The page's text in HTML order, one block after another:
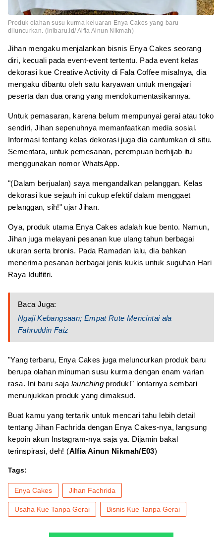
Produk olahan susu kurma keluaran Enya Cakes yang baru
diluncurkan. (Inibaru.id/ Alfia Ainun Nikmah)
Jihan mengaku menjalankan bisnis Enya Cakes seorang
diri, kecuali pada event-event tertentu. Pada event kelas
dekorasi kue Creative Activity di Fala Coffee misalnya, dia
mengaku dibantu oleh satu karyawan untuk mengajari
peserta dan dua orang yang mendokumentasikannya.
Untuk pemasaran, karena belum mempunyai gerai atau toko
sendiri, Jihan sepenuhnya memanfaatkan media sosial.
Informasi tentang kelas dekorasi juga dia cantumkan di situ.
Sementara, untuk pemesanan, perempuan berhijab itu
menggunakan nomor WhatsApp.
"(Dalam berjualan) saya mengandalkan pelanggan. Kelas
dekorasi kue sejauh ini cukup efektif dalam menggaet
pelanggan, sih!" ujar Jihan.
Oya, produk utama Enya Cakes adalah kue bento. Namun,
Jihan juga melayani pesanan kue ulang tahun berbagai
ukuran serta bronis. Pada Ramadan lalu, dia bahkan
menerima pesanan berbagai jenis kukis untuk suguhan Hari
Raya Idulfitri.
Baca Juga:
Ngaji Kebangsaan; Empat Rute Mencintai ala
Fahruddin Faiz
"Yang terbaru, Enya Cakes juga meluncurkan produk baru
berupa olahan minuman susu kurma dengan enam varian
rasa. Ini baru saja launching produk!" lontarnya sembari
menunjukkan produk yang dimaksud.
Buat kamu yang tertarik untuk mencari tahu lebih detail
tentang Jihan Fachrida dengan Enya Cakes-nya, langsung
kepoin akun Instagram-nya saja ya. Dijamin bakal
terinspirasi, deh! (Alfia Ainun Nikmah/E03)
Tags:
Enya Cakes Jihan Fachrida
Usaha Kue Tanpa Gerai Bisnis Kue Tanpa Gerai